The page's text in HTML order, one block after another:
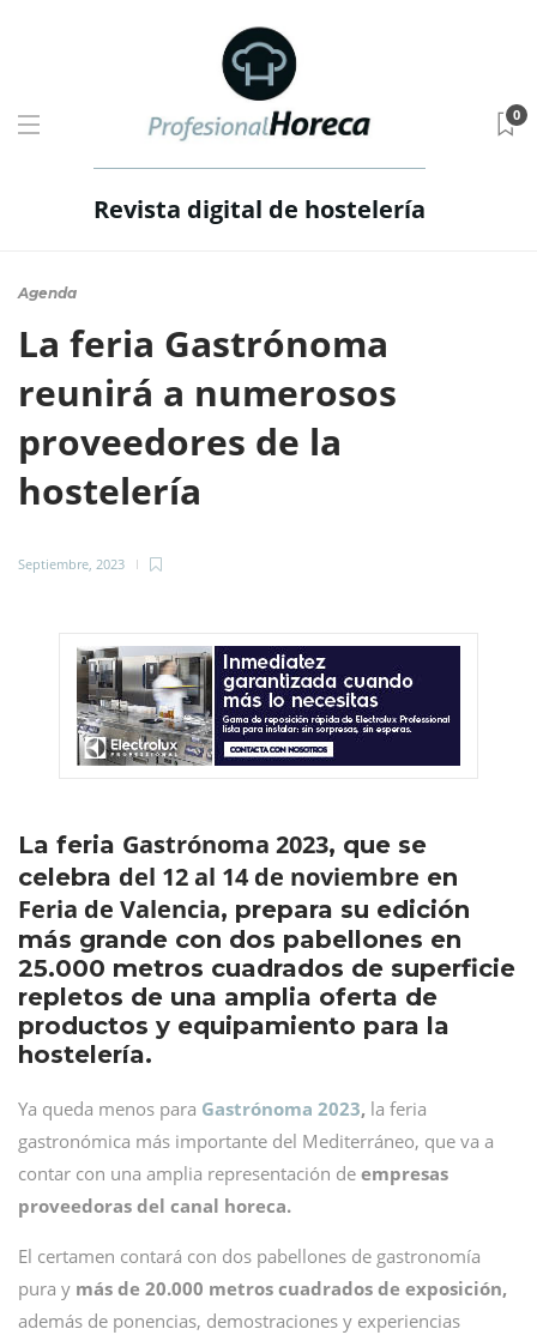
Revista digital de hostelería
0
Agenda
La feria Gastrónoma
reunirá a numerosos
proveedores de la
hostelería
Septiembre, 2023
La feria Gastrónoma 2023, que se
celebra del 12 al 14 de noviembre en
Feria de Valencia, prepara su edición
más grande con dos pabellones en
25.000 metros cuadrados de superficie
repletos de una amplia oferta de
productos y equipamiento para la
hostelería.
Ya queda menos para Gastrónoma 2023, la feria
gastronómica más importante del Mediterráneo, que va a
contar con una amplia representación de empresas
proveedoras del canal horeca.
El certamen contará con dos pabellones de gastronomía
pura y más de 20.000 metros cuadrados de exposición,
además de ponencias, demostraciones y experiencias